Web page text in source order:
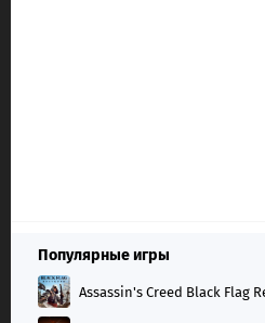
Популярные игры
Assassin's Creed Black Flag